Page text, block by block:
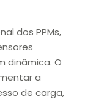
dos PPMs,
dinâmica. O
a
de carga,